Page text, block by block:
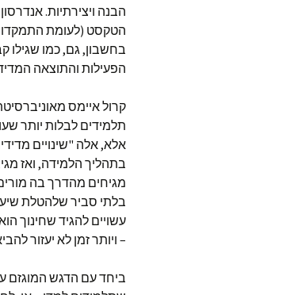
הבנה ויצירתיות.
הטקסט (לעומת
בחשבון, גם, כמו שגילו
הפעילות והתוצאה
קרול איימס
תלמידים לבלות יותר
אלא, אלה "שינויים
בתהליך הלמידה, ואז
מגיחים מהדרך בה
בלתי סביר שלהטלת
עשויים להגיד שחינוך
– ויותר זמן לא יעזור
ביחד עם הדגש המוגזם